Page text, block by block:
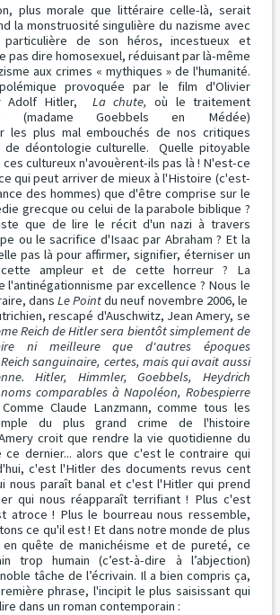
plus morale que littéraire celle-là, serait
la monstruosité singulière du nazisme avec
particulière de son héros, incestueux et
pas dire homosexuel, réduisant par là-même
aux crimes « mythiques » de l'humanité.
provoquée par le film d'Olivier
Adolf Hitler, La chute, où le traitement
(madame Goebbels en Médée)
les plus mal embouchés de nos critiques
de déontologie culturelle. Quelle pitoyable
cultureux n'avouèrent-ils pas là ! N'est-ce
qui peut arriver de mieux à l'Histoire (c'est-
des hommes) que d'être comprise sur le
grecque ou celui de la parabole biblique ?
que de lire le récit d'un nazi à travers
ou le sacrifice d'Isaac par Abraham ? Et la
pas là pour affirmer, signifier, éterniser un
ampleur et de cette horreur ? La
l'antinégationnisme par excellence ? Nous le
dans Le Pointdu neuf novembre 2006, le
rescapé d'Auschwitz, Jean Amery, se
Reich de Hitler sera bientôt simplement de
ni meilleure que d'autres époques
sanguinaire, certes, mais qui avait aussi
Hitler, Himmler, Goebbels, Heydrich
comparables à Napoléon, Robespierre
Comme Claude Lanzmann, comme tous les
du plus grand crime de l'histoire
croit que rendre la vie quotidienne du
ce dernier... alors que c'est le contraire qui
c'est l'Hitler des documents revus cent
nous paraît banal et c'est l'Hitler qui prend
qui nous réapparaît terrifiant ! Plus c'est
atroce ! Plus le bourreau nous ressemble,
ce qu'il est ! Et dans notre monde de plus
quête de manichéisme et de pureté, ce
trop humain (c’est-à-dire à l’abjection)
tâche de l’écrivain. Il a bien compris ça,
phrase, l'incipit le plus saisissant qui
dans un roman contemporain :